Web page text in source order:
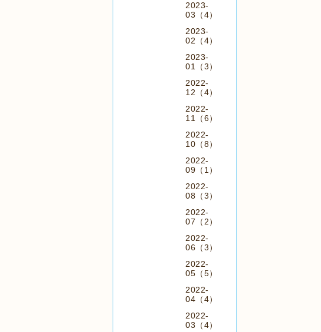
2023-
03（4）
2023-
02（4）
2023-
01（3）
2022-
12（4）
2022-
11（6）
2022-
10（8）
2022-
09（1）
2022-
08（3）
2022-
07（2）
2022-
06（3）
2022-
05（5）
2022-
04（4）
2022-
03（4）